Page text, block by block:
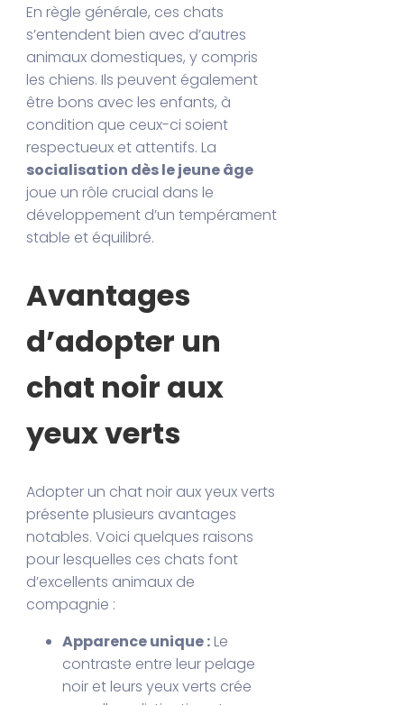
En règle générale, ces chats
s’entendent bien avec d’autres
animaux domestiques, y compris
les chiens. Ils peuvent également
être bons avec les enfants, à
condition que ceux-ci soient
respectueux et attentifs. La
socialisation dès le jeune âge
joue un rôle crucial dans le
développement d’un tempérament
stable et équilibré.
Avantages
d’adopter un
chat noir aux
yeux verts
Adopter un chat noir aux yeux verts
présente plusieurs avantages
notables. Voici quelques raisons
pour lesquelles ces chats font
d’excellents animaux de
compagnie :
Apparence unique : Le
contraste entre leur pelage
noir et leurs yeux verts crée